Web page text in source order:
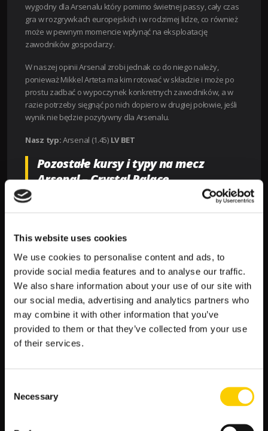
This website uses cookies
We use cookies to personalise content and ads, to
provide social media features and to analyse our traffic.
We also share information about your use of our site with
our social media, advertising and analytics partners who
may combine it with other information that you’ve
provided to them or that they’ve collected from your use
of their services.
Selection
Necessary
wygodny dla Arsenalu który pomimo świetnej passy, cały czas
gra w rozgrywkach europejskich i w rodzimej lidze, co również
może w pewnym momencie wpłynąć na eksploatację
zawodników gospodarzy.
W naszej opinii Arsenal zrobi jednak co do niego należy,
ponieważ Mikkel Arteta ma kim rotować w składzie i może po
prostu zadbać o wypoczynek konkretnych zawodników, a w
razie potrzeby sięgnąć po nich dopiero w drugiej połowie, jeśli
wynik nie będzie pozytywny dla Arsenalu.
Nasz typ:Arsenal (1.45) LV BET
Pozostałe kursy i typy na mecz
Arsenal – Crystal Palace
Mecze obu drużyn są na ogół overowe, ponieważ na pięć
razem.
Arsenal zagra na własnym terenie i ma zdecydowanie kim
postraszyć w ataku. Tym samym, kurs 1.77 na „Powyżej 2.5
bramki” wydaje się być atrakcyjny. Tym bardziej, że również
Crystal Palace preferuje mocno ofensywną rozgrywkę, która
jest miła dla oka.
Liczymy więc, że oba zespoły trafią do bramki a mecz sam w
Crystal Palace